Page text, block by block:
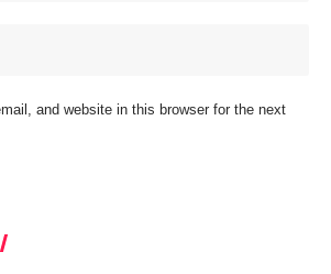
and website in this browser for the next